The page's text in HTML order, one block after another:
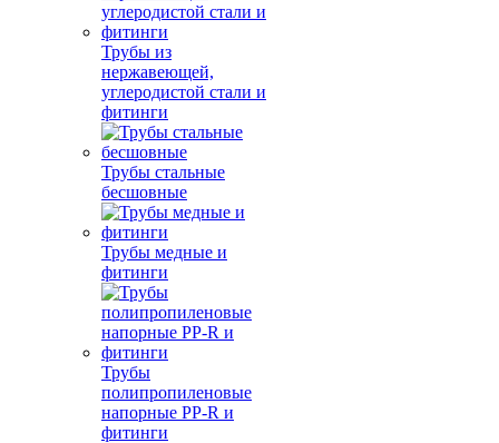
Трубы из
нержавеющей,
углеродистой стали и
фитинги
Трубы стальные
бесшовные
Трубы медные и
фитинги
Трубы
полипропиленовые
напорные PP-R и
фитинги